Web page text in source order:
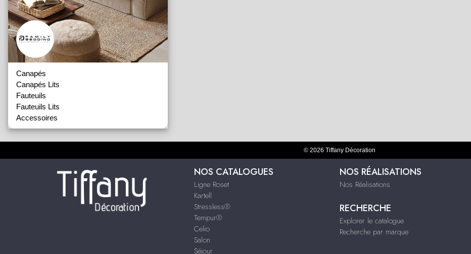
Canapés
Canapés Lits
Fauteuils
Fauteuils Lits
Accessoires
© 2026 Tiffany Décoration
NOS CATALOGUES
Ligne Roset
Kartell
Stressless®
Tempur®
Celio
Salon
Séjour
NOS RÉALISATIONS
Nos Réalisations
RECHERCHE
Explorer le catalogue
Recherche par marque